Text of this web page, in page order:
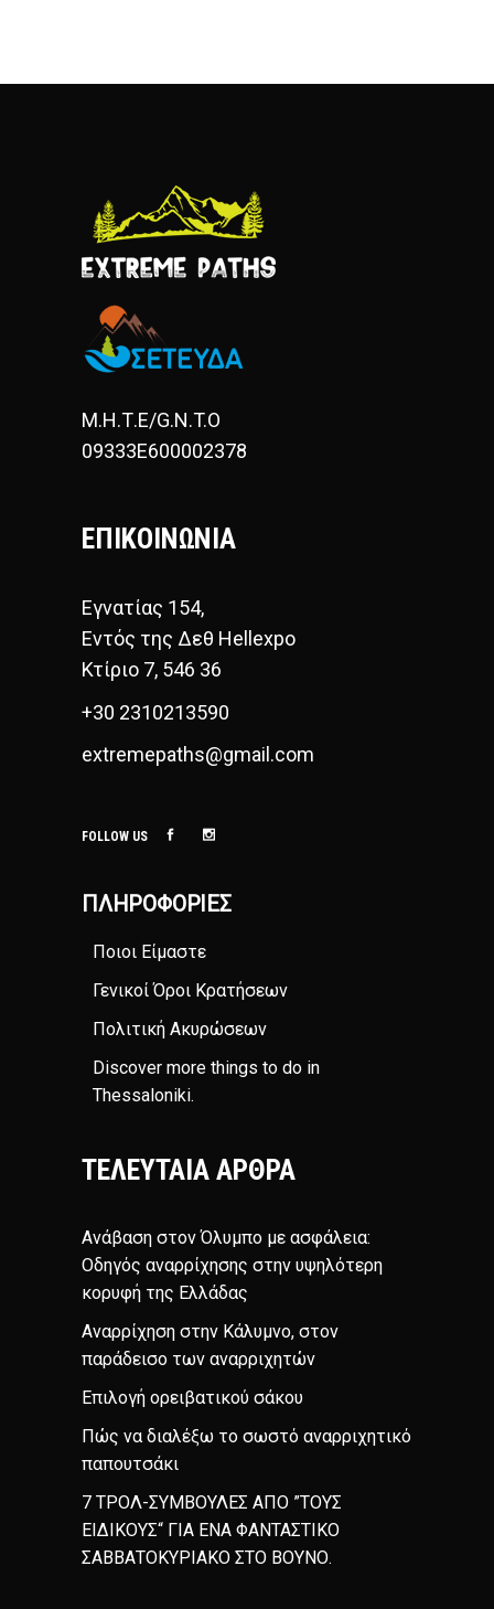
Μ.Η.Τ.Ε/G.N.T.O
09333E600002378
ΕΠΙΚΟΙΝΩΝΙΑ
Εγνατίας 154,
Εντός της Δεθ Hellexpo
Κτίριο 7, 546 36
+30 2310213590
extremepaths@gmail.com
FOLLOW US
ΠΛΗΡΟΦΟΡΊΕΣ
Ποιοι Είμαστε
Γενικοί Όροι Κρατήσεων
Πολιτική Ακυρώσεων
Discover more things to do in
Thessaloniki.
ΤΕΛΕΥΤΑΊΑ ΆΡΘΡΑ
Ανάβαση στον Όλυμπο με ασφάλεια:
Οδηγός αναρρίχησης στην υψηλότερη
κορυφή της Ελλάδας
Αναρρίχηση στην Κάλυμνο, στον
παράδεισο των αναρριχητών
Επιλογή ορειβατικού σάκου
Πώς να διαλέξω το σωστό αναρριχητικό
παπουτσάκι
7 ΤΡΟΛ-ΣΥΜΒΟΥΛΕΣ ΑΠΟ ”ΤΟΥΣ
ΕΙΔΙΚΟΥΣ“ ΓΙΑ ΕΝΑ ΦΑΝΤΑΣΤΙΚΟ
ΣΑΒΒΑΤΟΚΥΡΙΑΚΟ ΣΤΟ ΒΟΥΝΟ.